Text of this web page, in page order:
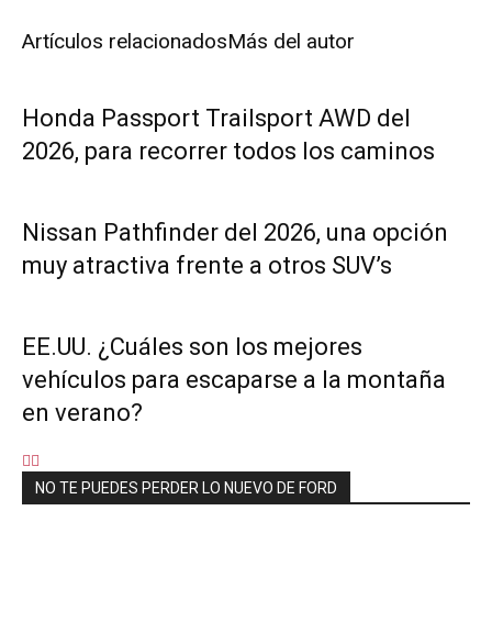
Artículos relacionadosMás del autor
Honda Passport Trailsport AWD del
2026, para recorrer todos los caminos
Nissan Pathfinder del 2026, una opción
muy atractiva frente a otros SUV’s
EE.UU. ¿Cuáles son los mejores
vehículos para escaparse a la montaña
en verano?
NO TE PUEDES PERDER LO NUEVO DE FORD